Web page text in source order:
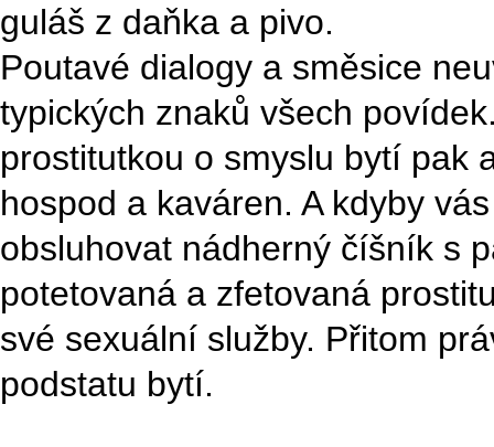
guláš z daňka a pivo.
Poutavé dialogy a směsice
typických znaků všech
prostitutkou o smyslu bytí pak
hospod a kaváren. A kdyby
obsluhovat nádherný číšník s
potetovaná a zfetovaná
své sexuální služby. Přitom
podstatu bytí.